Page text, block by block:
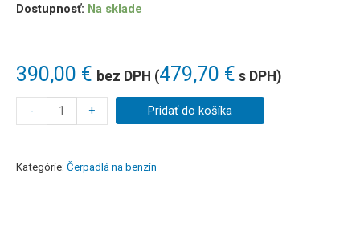
390,00 € bez DPH (479,70 € s DPH)
Dostupnosť: Na sklade
- + Pridať do košíka
Kategórie: Čerpadlá na benzín